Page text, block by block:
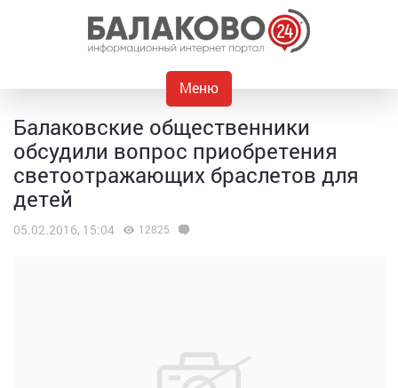
Меню
Балаковские общественники
обсудили вопрос приобретения
светоотражающих браслетов для
детей
05.02.2016, 15:04 12825